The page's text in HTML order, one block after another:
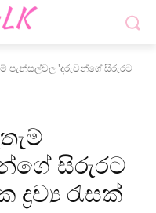
පැන්සල්වල 'දරුවන්ගේ සිරුරට
සිරුරට
රැසක්